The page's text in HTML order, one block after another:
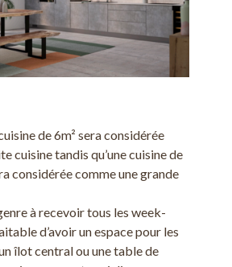
de 6m² sera considérée
cuisine tandis qu’une cuisine de
considérée comme une grande
à recevoir tous les week-
d’avoir un espace pour les
îlot central ou une table de